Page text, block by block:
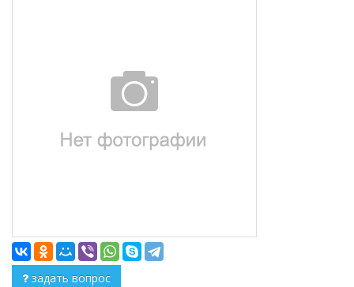
задать вопрос